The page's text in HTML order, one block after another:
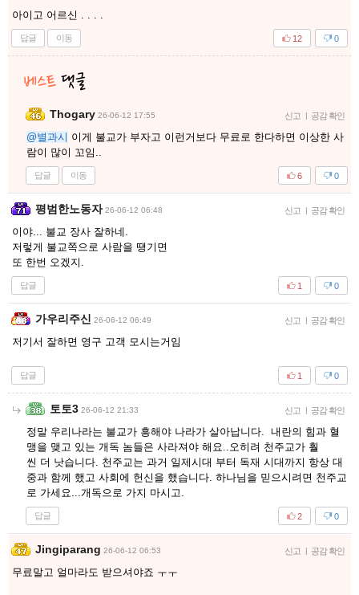
아이고 어르신 . . . .
답글 이동 0
12
Thogary 26-06-12 17:55 신고 | 공감 확인
@별과시 이게 불교가 부자고 이런거보다 무료로 한다하면 이상한 사
람이 많이 꼬임..
답글 이동 0
6
평범한노동자 26-06-12 06:48 신고 | 공감 확인
이야... 불교 장사 잘하네.
저렇게 불교쪽으로 사람을 땡기면
또 한번 오겠지.
답글 0
1
가우리주신 26-06-12 06:49 신고 | 공감 확인
저기서 잘하면 영구 고객 모시는거임
답글 0
1
토토3 26-06-12 21:33 신고 | 공감 확인
정말 우리나라는 불교가 흥해야 나라가 살아납니다. 내란의 힘과 혈
맹을 맺고 있는 개독 놈들은 사라져야 해요..오히려 천주교가 훨
씬 더 낫습니다. 천주교는 과거 일제시대 부터 독재 시대까지 항상 대
중과 함께 했고 사회에 헌신을 했습니다. 하나님을 믿으시려면 천주교
로 가세요...개독으로 가지 마시고.
답글 0
2
Jingiparang 26-06-12 06:53 신고 | 공감 확인
무료말고 얼마라도 받으셔야죠 ㅜㅜ